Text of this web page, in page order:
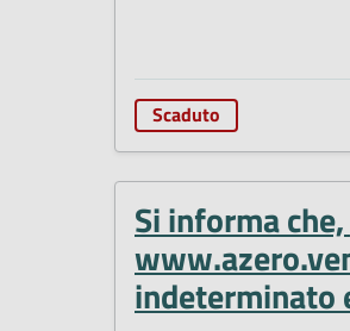
Scaduto
Si informa
indeterminato